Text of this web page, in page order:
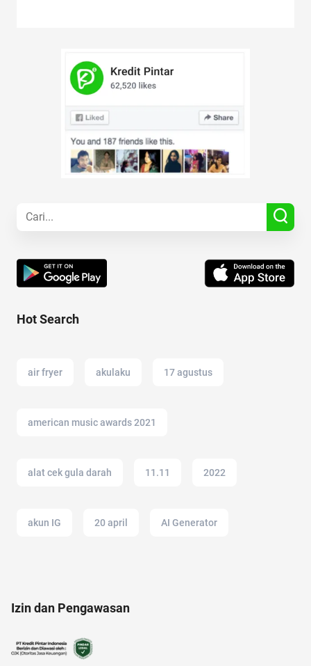
Hot Search
air fryer akulaku 17 agustus
american music awards 2021
alat cek gula darah 11.11 2022
akun IG 20 april AI Generator
Izin dan Pengawasan